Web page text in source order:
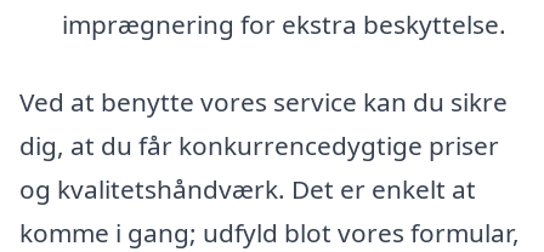
imprægnering for ekstra beskyttelse.
Ved at benytte vores service kan du sikre
dig, at du får konkurrencedygtige priser
og kvalitetshåndværk. Det er enkelt at
komme i gang; udfyld blot vores formular,